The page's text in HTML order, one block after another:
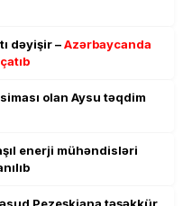
dəyişir –Azərbaycanda
olan Aysu təqdim
enerji mühəndisləri